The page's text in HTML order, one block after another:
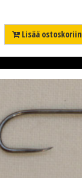
Lisää ostoskoriin